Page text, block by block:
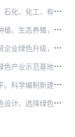
绿色制造体系。大力发展再制造产业，加强再制造产品…
源化利用水平，推进农作物秸秆综合利用，加强农膜…
资源交易。加快信息服务业绿色转型，做好大中型数…
立混合所有制公司，打造一批大型绿色产业集团；引导…
完善循环产业链条，推动形成产业循环耦合。推进既有…
做好废弃产品回收处理，实现产品全周期的绿色环保。…